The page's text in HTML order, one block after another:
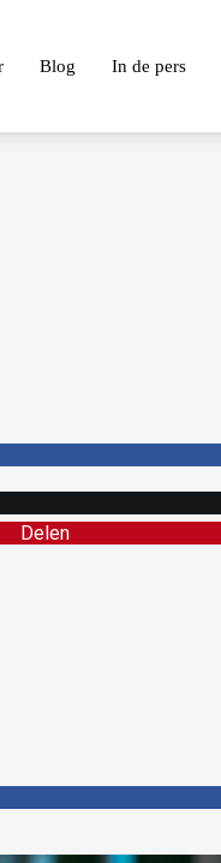
Blog In de pers
Delen